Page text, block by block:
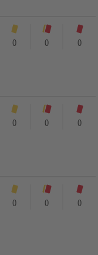
0 0 0
0 0 0
0 0 0